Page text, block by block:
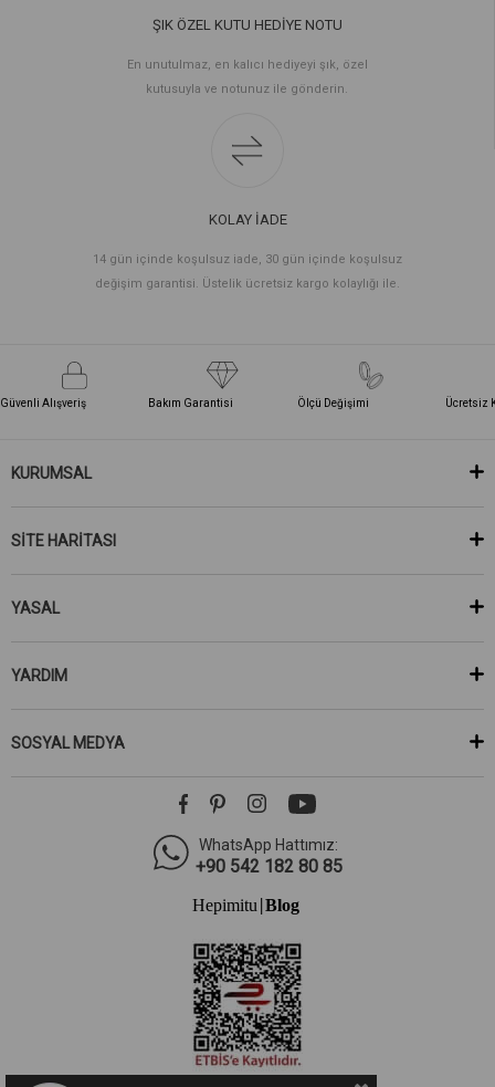
ŞIK ÖZEL KUTU HEDİYE NOTU
En unutulmaz, en kalıcı hediyeyi şık, özel
kutusuyla ve notunuz ile gönderin.
KOLAY İADE
14 gün içinde koşulsuz iade, 30 gün içinde koşulsuz
değişim garantisi. Üstelik ücretsiz kargo kolaylığı ile.
Güvenli Alışveriş Bakım Garantisi Ölçü Değişimi Ücretsiz
KURUMSAL
SİTE HARİTASI
YASAL
YARDIM
SOSYAL MEDYA
WhatsApp Hattımız:
+90 542 182 80 85
Hepimitu| Blog